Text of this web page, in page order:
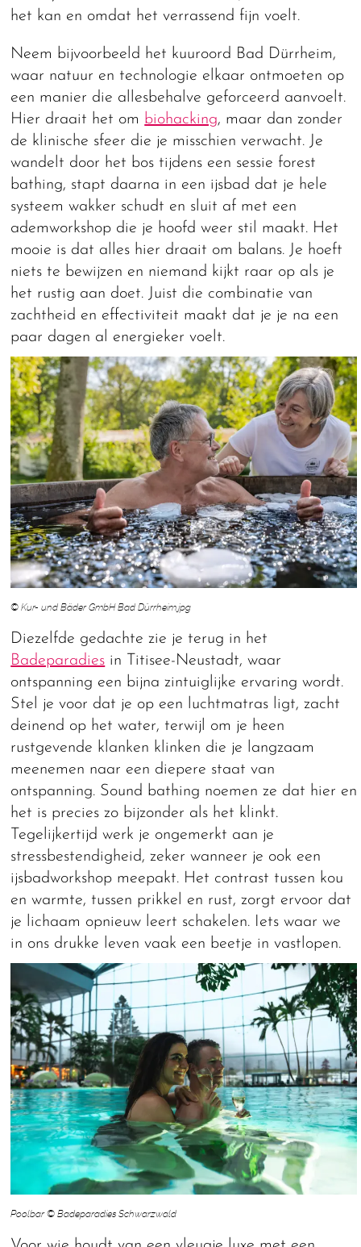
het kan en omdat het verrassend fijn voelt.
Neem bijvoorbeeld het kuuroord Bad Dürrheim,
waar natuur en technologie elkaar ontmoeten op
een manier die allesbehalve geforceerd aanvoelt.
Hier draait het om biohacking, maar dan zonder
de klinische sfeer die je misschien verwacht. Je
wandelt door het bos tijdens een sessie forest
bathing, stapt daarna in een ijsbad dat je hele
systeem wakker schudt en sluit af met een
ademworkshop die je hoofd weer stil maakt. Het
mooie is dat alles hier draait om balans. Je hoeft
niets te bewijzen en niemand kijkt raar op als je
het rustig aan doet. Juist die combinatie van
zachtheid en effectiviteit maakt dat je je na een
paar dagen al energieker voelt.
© Kur- und Bäder GmbH Bad Dürrheim.jpg
Diezelfde gedachte zie je terug in het
Badeparadies in Titisee-Neustadt, waar
ontspanning een bijna zintuiglijke ervaring wordt.
Stel je voor dat je op een luchtmatras ligt, zacht
deinend op het water, terwijl om je heen
rustgevende klanken klinken die je langzaam
meenemen naar een diepere staat van
ontspanning. Sound bathing noemen ze dat hier en
het is precies zo bijzonder als het klinkt.
Tegelijkertijd werk je ongemerkt aan je
stressbestendigheid, zeker wanneer je ook een
ijsbadworkshop meepakt. Het contrast tussen kou
en warmte, tussen prikkel en rust, zorgt ervoor dat
je lichaam opnieuw leert schakelen. Iets waar we
in ons drukke leven vaak een beetje in vastlopen.
Poolbar © Badeparadies Schwarzwald